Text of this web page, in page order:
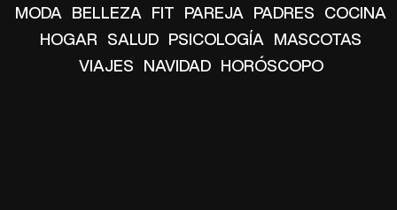
MODA BELLEZA FIT PAREJA PADRES COCINA
HOGAR SALUD PSICOLOGÍA MASCOTAS
VIAJES NAVIDAD HORÓSCOPO